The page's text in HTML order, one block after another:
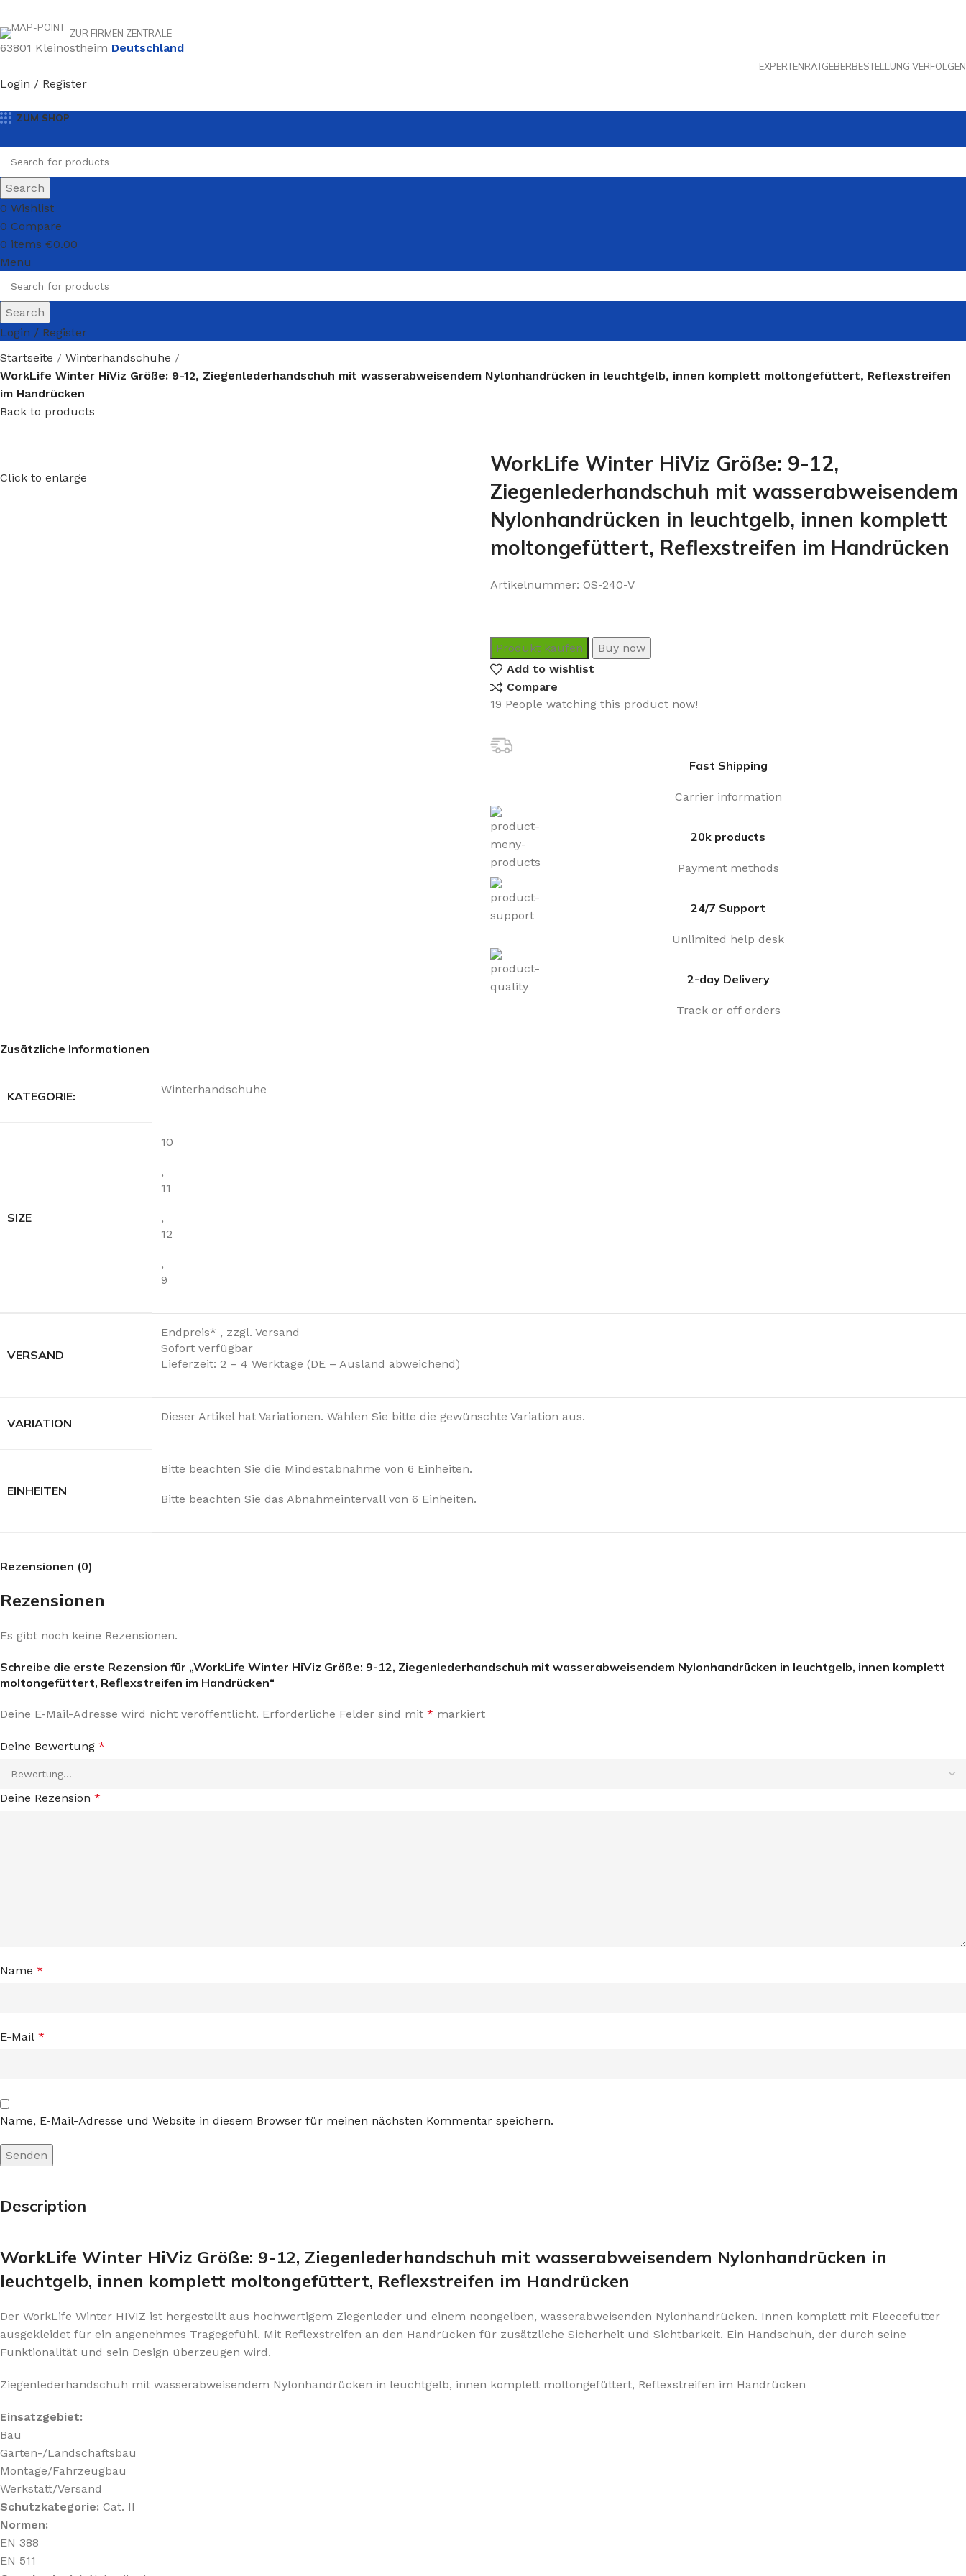
ZUR FIRMEN ZENTRALE
63801 Kleinostheim Deutschland
EXPERTENRATGEBERBESTELLUNG VERFOLGEN
Login / Register
ZUM SHOP
Search
0 Wishlist
0 Compare
0 items €0.00
Menu
Search
Login / Register
Startseite
Winterhandschuhe
WorkLife Winter HiViz Größe: 9-12, Ziegenlederhandschuh mit wasserabweisendem Nylonhandrücken in leuchtgelb, innen komplett moltongefüttert, Reflexstreifen
im Handrücken
Back to products
Click to enlarge
WorkLife Winter HiViz Größe: 9-12,
Ziegenlederhandschuh mit wasserabweisendem
Nylonhandrücken in leuchtgelb, innen komplett
moltongefüttert, Reflexstreifen im Handrücken
Artikelnummer: OS-240-V
Produkt kaufen
Buy now
Add to wishlist
Compare
19 People watching this product now!
Fast Shipping
Carrier information
20k products
Payment methods
24/7 Support
Unlimited help desk
2-day Delivery
Track or off orders
Zusätzliche Informationen
KATEGORIE: Winterhandschuhe
SIZE
10
,
11
,
12
,
9
VERSAND
Endpreis* , zzgl. Versand
Sofort verfügbar
Lieferzeit: 2 – 4 Werktage (DE – Ausland abweichend)
VARIATION Dieser Artikel hat Variationen. Wählen Sie bitte die gewünschte Variation aus.
EINHEITEN
Bitte beachten Sie die Mindestabnahme von 6 Einheiten.
Bitte beachten Sie das Abnahmeintervall von 6 Einheiten.
Rezensionen (0)
Rezensionen
Es gibt noch keine Rezensionen.
Schreibe die erste Rezension für „WorkLife Winter HiViz Größe: 9-12, Ziegenlederhandschuh mit wasserabweisendem Nylonhandrücken in leuchtgelb, innen komplett
moltongefüttert, Reflexstreifen im Handrücken“
Deine E-Mail-Adresse wird nicht veröffentlicht. Erforderliche Felder sind mit * markiert
Deine Bewertung *
Deine Rezension *
Name *
E-Mail *
Name, E-Mail-Adresse und Website in diesem Browser für meinen nächsten Kommentar speichern.
Description
WorkLife Winter HiViz Größe: 9-12, Ziegenlederhandschuh mit wasserabweisendem Nylonhandrücken in
leuchtgelb, innen komplett moltongefüttert, Reflexstreifen im Handrücken
Der WorkLife Winter HIVIZ ist hergestellt aus hochwertigem Ziegenleder und einem neongelben, wasserabweisenden Nylonhandrücken. Innen komplett mit Fleecefutter
ausgekleidet für ein angenehmes Tragegefühl. Mit Reflexstreifen an den Handrücken für zusätzliche Sicherheit und Sichtbarkeit. Ein Handschuh, der durch seine
Funktionalität und sein Design überzeugen wird.
Ziegenlederhandschuh mit wasserabweisendem Nylonhandrücken in leuchtgelb, innen komplett moltongefüttert, Reflexstreifen im Handrücken
Einsatzgebiet:
Bau
Garten-/Landschaftsbau
Montage/Fahrzeugbau
Werkstatt/Versand
Schutzkategorie: Cat. II
Normen:
EN 388
EN 511